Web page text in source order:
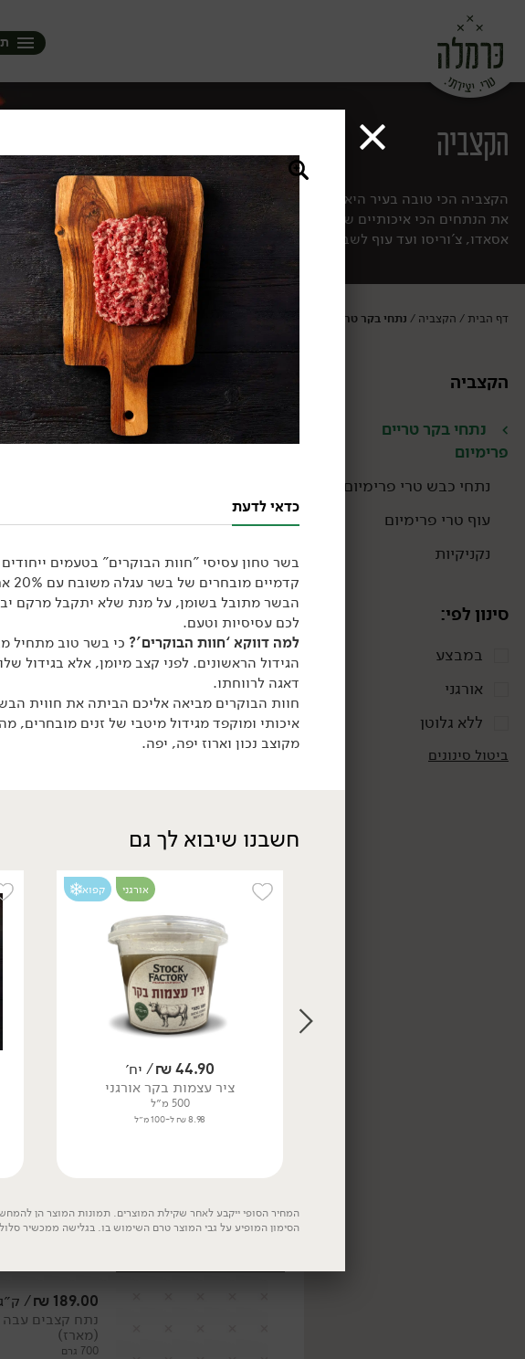
הקצביה
הקצביה הכי טובה בעיר היא בכלל ירקניה! עכשיו כבר לא צריך להזמין בשר ועוף טרי
את הנתחים הכי איכותיים שיש
אסאדו, צ'וריסו ועד עוף לשבת. עכשיו רק נשאר לבחור את מידת העשייה ולהכין תוספת
דף הבית / הקצביה / נתחי בקר טריים פרימיום
הקצביה
נתחי בקר טריים
פרימיום
נתחי כבש טרי פרימיום
עוף טרי פרימיום
נקניקיות
סינון לפי:
במבצע
אורגני
ללא גלוטן
ביטול סינונים
נתחי בקר טריים
99.00
₪/ ק״ג
גולש בקר טרי (מארז)
9.90 ₪ ל-100 גרם
139.00
₪
פלאנק
₪/ ק״ג
סטייק מינוט טרי (מארז 8
יח')
189.00
₪/ ק״ג
נתח קצבים עבה
(מארז)
700 גרם
כדאי לדעת
בשר טחון עסיסי "חוות הבוקרים" בטעמים
קדמיים מובחרים של בשר עגלה משובח עם 20% אחוזי שומן.
הבשר מתובל בשומן, על מנת שלא יתקבל מרקם
לכם עסיסיות וטעם.
למה דווקא ‘חוות הבוקרים’? כי בשר טוב מתחיל
הגידול הראשונים. לפני קצב מיומן, אלא בגידול
דאגה לרווחתו.
חוות הבוקרים מביאה אליכם הביתה את חווית
איכותי ומוקפד מגידול מיטבי של זנים מובחרים,
מקוצב נכון וארוז יפה, יפה.
חשבנו שיבוא לך גם
אורגני קפוא
44.90
₪/ יח׳
ציר עצמות בקר אורגני
500 מ״ל
8.98 ₪ ל-100 מ״ל
המחיר הסופי ייקבע לאחר שקילת המוצרים. תמונות המוצר הן
הסימון המופיע על גבי המוצר טרם השימוש בו. בגלישה ממכשיר